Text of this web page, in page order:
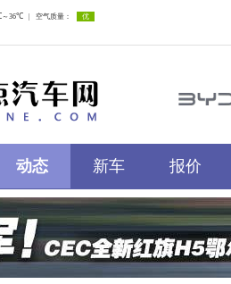
动态 新车 报价